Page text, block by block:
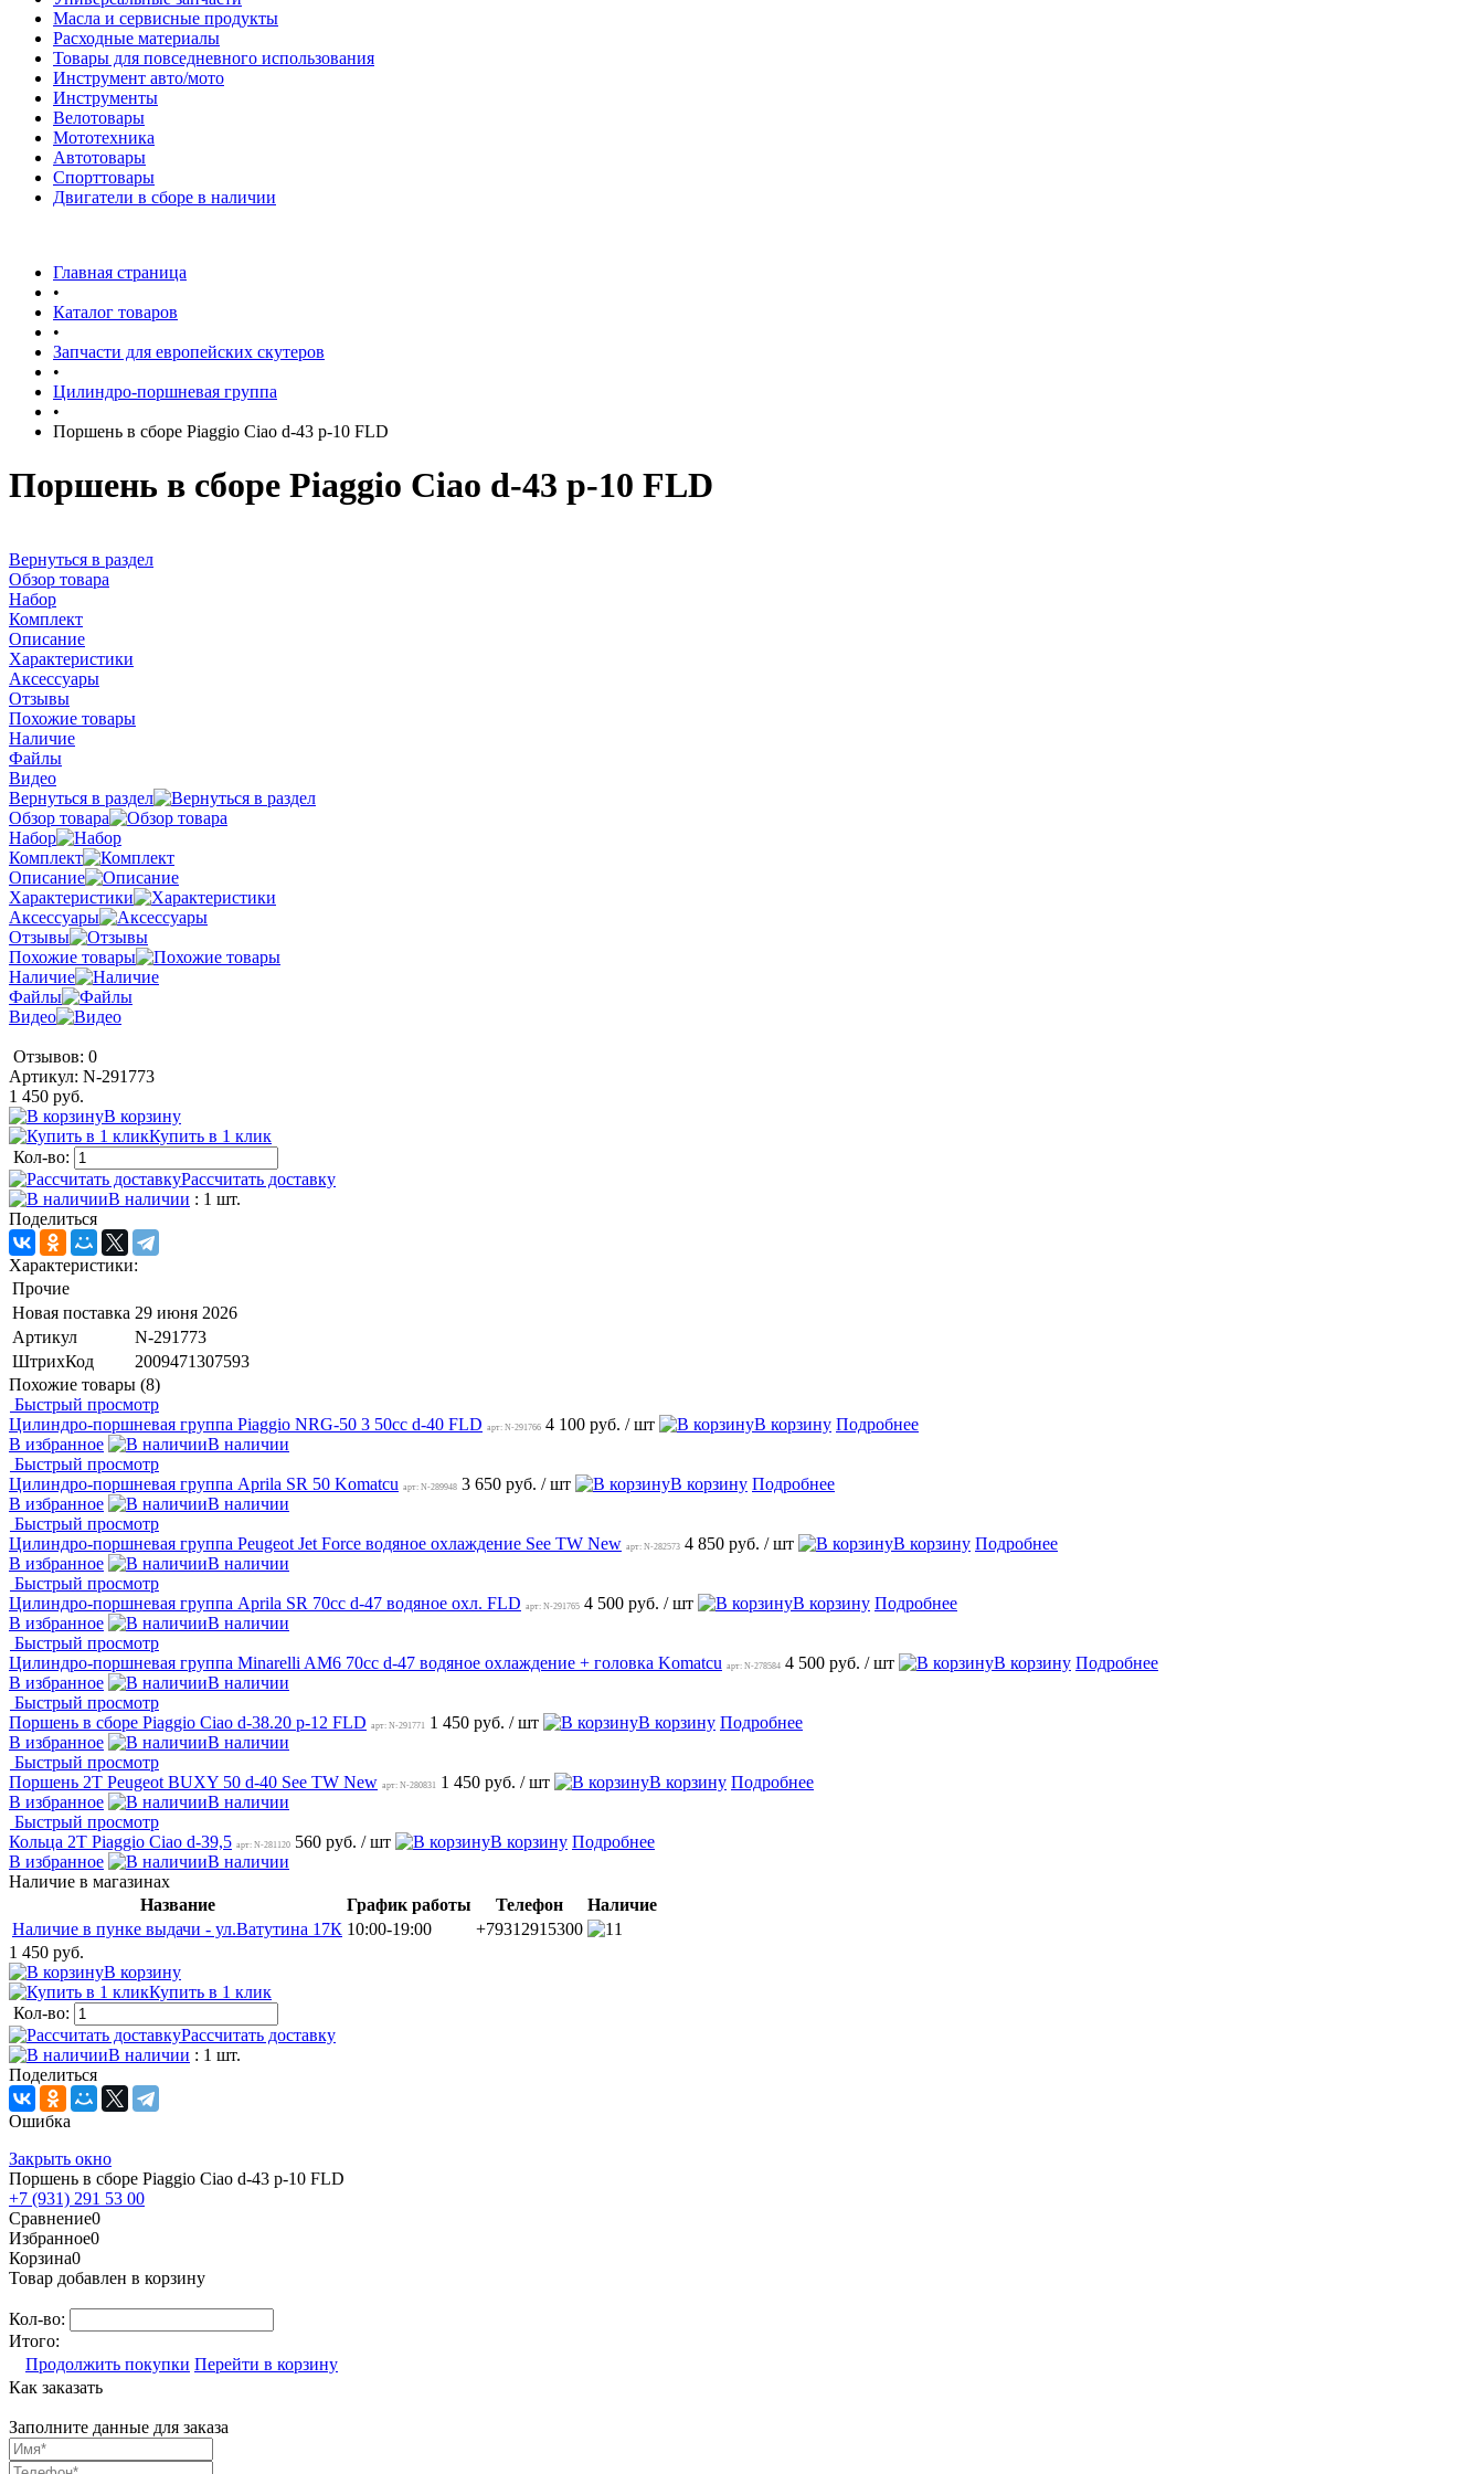
Масла и сервисные продукты
Расходные материалы
Товары для повседневного использования
Инструмент авто/мото
Инструменты
Велотовары
Мототехника
Автотовары
Спорттовары
Двигатели в сборе в наличии
Главная страница
•
Каталог товаров
•
Запчасти для европейских скутеров
•
Цилиндро-поршневая группа
•
Поршень в сборе Piaggio Ciao d-43 p-10 FLD
Поршень в сборе Piaggio Ciao d-43 p-10 FLD
Вернуться в раздел
Обзор товара
Набор
Комплект
Описание
Характеристики
Аксессуары
Отзывы
Похожие товары
Наличие
Файлы
Видео
Вернуться в раздел
Обзор товара
Набор
Комплект
Описание
Характеристики
Аксессуары
Отзывы
Похожие товары
Наличие
Файлы
Видео
Отзывов: 0
Артикул: N-291773
1 450 руб.
В корзину
Купить в 1 клик
Кол-во:
Рассчитать доставку
В наличии : 1 шт.
Поделиться
Характеристики:
Прочие
Новая поставка 29 июня 2026
Артикул
N-291773
ШтрихКод
2009471307593
Похожие товары (8)
Быстрый просмотр
Цилиндро-поршневая группа Piaggio NRG-50 3 50cc d-40 FLD арт: N-291766 4 100 руб. / шт В корзину Подробнее
В избранное
В наличии
Быстрый просмотр
Цилиндро-поршневая группа Aprila SR 50 Komatcu арт: N-289948 3 650 руб. / шт В корзину Подробнее
В избранное
В наличии
Быстрый просмотр
Цилиндро-поршневая группа Peugeot Jet Force водяное охлаждение See TW New арт: N-282573 4 850 руб. / шт В корзину Подробнее
В избранное
В наличии
Быстрый просмотр
Цилиндро-поршневая группа Aprila SR 70cc d-47 водяное охл. FLD арт: N-291765 4 500 руб. / шт В корзину Подробнее
В избранное
В наличии
Быстрый просмотр
Цилиндро-поршневая группа Minarelli AM6 70cc d-47 водяное охлаждение + головка Komatcu арт: N-278584 4 500 руб. / шт В корзину Подробнее
В избранное
В наличии
Быстрый просмотр
Поршень в сборе Piaggio Ciao d-38.20 p-12 FLD арт: N-291771 1 450 руб. / шт В корзину Подробнее
В избранное
В наличии
Быстрый просмотр
Поршень 2T Peugeot BUXY 50 d-40 See TW New арт: N-280831 1 450 руб. / шт В корзину Подробнее
В избранное
В наличии
Быстрый просмотр
Кольца 2T Piaggio Ciao d-39,5 арт: N-281120 560 руб. / шт В корзину Подробнее
В избранное
В наличии
Наличие в магазинах
Название
График работы Телефон
Наличие
Наличие в пунке выдачи - ул.Ватутина 17К 10:00-19:00 +79312915300
1
1 450 руб.
В корзину
Купить в 1 клик
Кол-во:
Рассчитать доставку
В наличии : 1 шт.
Поделиться
Ошибка
Закрыть окно
Поршень в сборе Piaggio Ciao d-43 p-10 FLD
+7 (931) 291 53 00
Сравнение0
Избранное0
Корзина0
Товар добавлен в корзину
Кол-во:
Итого:
Продолжить покупки Перейти в корзину
Как заказать
Заполните данные для заказа